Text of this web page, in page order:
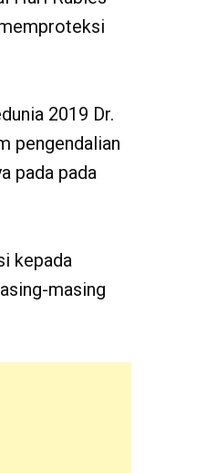
2019 Dr.
pengendalian
pada pada
kepada
masing